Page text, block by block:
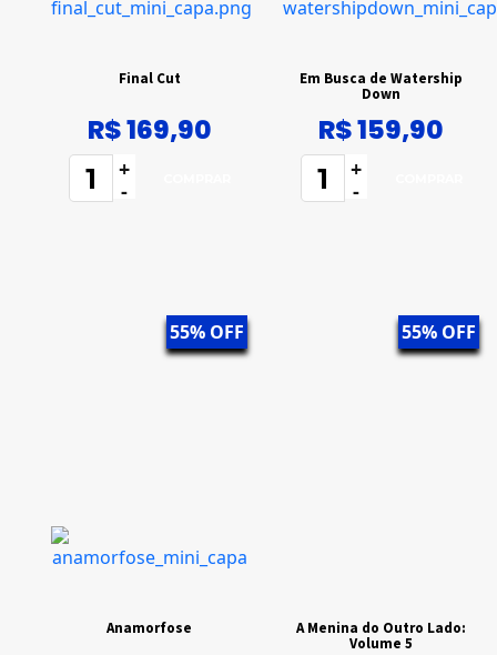
Final Cut
R$ 169,90
+
-
Em Busca de Watership
Down
R$ 159,90
+
-
55% OFF
Anamorfose
55% OFF
A Menina do Outro Lado:
Volume 5